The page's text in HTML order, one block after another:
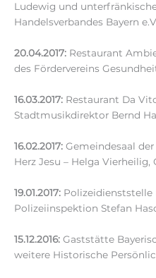
Ludewig und
Handelsverbandes Bayern
20.04.2017: Restaurant
des Fördervereins
16.03.2017: Restaurant Da
Stadtmusikdirektor Bernd
16.02.2017: Gemeindesaal
Herz Jesu – Helga Vierheilig,
19.01.2017: Polizeidienststelle
Polizeiinspektion Stefan
15.12.2016: Gaststätte
weitere Historische